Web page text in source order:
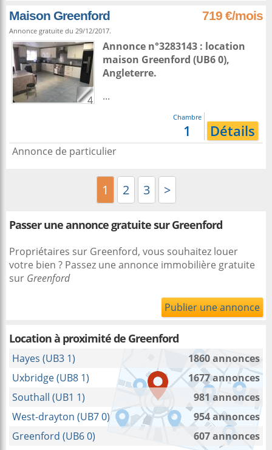
Maison Greenford 719 €/mois
Annonce gratuite du 29/12/2017.
4
Annonce n°3283143 : location
maison Greenford (UB6 0),
Angleterre.
...
Chambre
1 Détails
Annonce de particulier
1 2 3 >
Passer une annonce gratuite sur Greenford
Propriétaires sur Greenford, vous souhaitez louer
votre bien ? Passez une annonce immobilière gratuite
sur Greenford
Publier une annonce
Location à proximitéde Greenford
Hayes (UB3 1)
1860 annonces
Uxbridge (UB8 1)
1677 annonces
Southall (UB1 1)
981 annonces
West-drayton (UB7 0)
954 annonces
Greenford (UB6 0)
607 annonces